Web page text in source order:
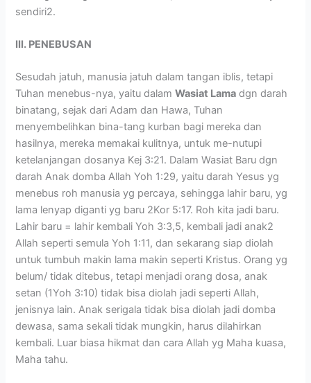
sendiri2.
III. PENEBUSAN
Sesudah jatuh, manusia jatuh dalam tangan iblis, tetapi
Tuhan menebus-nya, yaitu dalamWasiat Lama dgn darah
binatang, sejak dari Adam dan Hawa, Tuhan
menyembelihkan bina-tang kurban bagi mereka dan
hasilnya, mereka memakai kulitnya, untuk me-nutupi
ketelanjangan dosanya Kej 3:21. Dalam Wasiat Baru dgn
darah Anak domba Allah Yoh 1:29, yaitu darah Yesus yg
menebus roh manusia yg percaya, sehingga lahir baru, yg
lama lenyap diganti yg baru 2Kor 5:17. Roh kita jadi baru.
Lahir baru = lahir kembali Yoh 3:3,5, kembali jadi anak2
Allah seperti semula Yoh 1:11, dan sekarang siap diolah
untuk tumbuh makin lama makin seperti Kristus. Orang yg
belum/ tidak ditebus, tetapi menjadi orang dosa, anak
setan (1Yoh 3:10) tidak bisa diolah jadi seperti Allah,
jenisnya lain. Anak serigala tidak bisa diolah jadi domba
dewasa, sama sekali tidak mungkin, harus dilahirkan
kembali. Luar biasa hikmat dan cara Allah yg Maha kuasa,
Maha tahu.